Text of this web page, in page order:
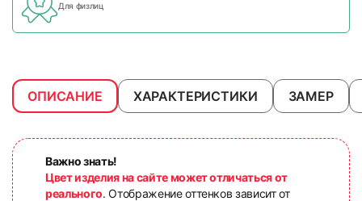
Для физлиц
ОПИСАНИЕ ХАРАКТЕРИСТИКИ ЗАМЕР
Важно знать!
Цвет изделия на сайте может отличаться от
реального. Отображение оттенков зависит от